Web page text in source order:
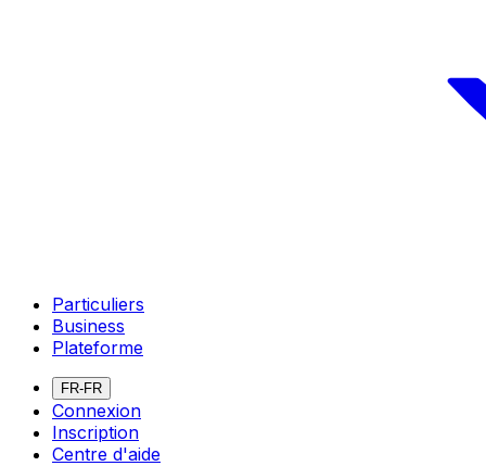
Particuliers
Business
Plateforme
FR-FR
Connexion
Inscription
Centre d'aide